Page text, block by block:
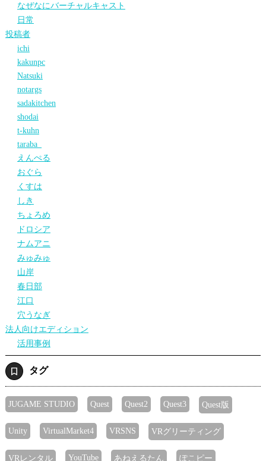
なぜなにバーチャルキャスト
日常
投稿者
ichi
kakunpc
Natsuki
notargs
sadakitchen
shodai
t-kuhn
taraba_
えんぺる
おぐら
くすは
しき
ちょろめ
ドロシア
ナムアニ
みゅみゅ
山岸
春日部
江口
穴うなぎ
法人向けエディション
活用事例
タグ
JUGAME STUDIO Quest Quest2 Quest3 Quest版
Unity VirtualMarket4 VRSNS VRグリーティング
VRレンタル YouTube あねえるたん ぽこピー